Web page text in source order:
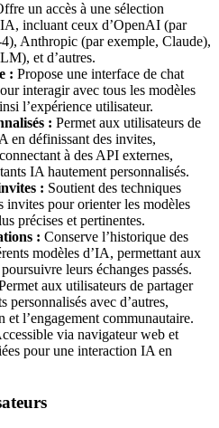
un accès à une sélection
incluant ceux d’OpenAI (par
Anthropic (par exemple, Claude),
et d’autres.
: Propose une interface de chat
interagir avec tous les modèles
l’expérience utilisateur.
: Permet aux utilisateurs de
en définissant des invites,
à des API externes,
IA hautement personnalisés.
: Soutient des techniques
invites pour orienter les modèles
précises et pertinentes.
: Conserve l’historique des
modèles d’IA, permettant aux
leurs échanges passés.
aux utilisateurs de partager
personnalisés avec d’autres,
l’engagement communautaire.
via navigateur web et
pour une interaction IA en